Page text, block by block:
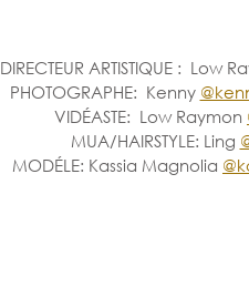
DIRECTEUR ARTISTIQUE :  Low
PHOTOGRAPHE:  Kenny
VIDÉASTE:  Low Raymon
MUA/HAIRSTYLE: Ling
MODÉLE: Kassia Magnolia